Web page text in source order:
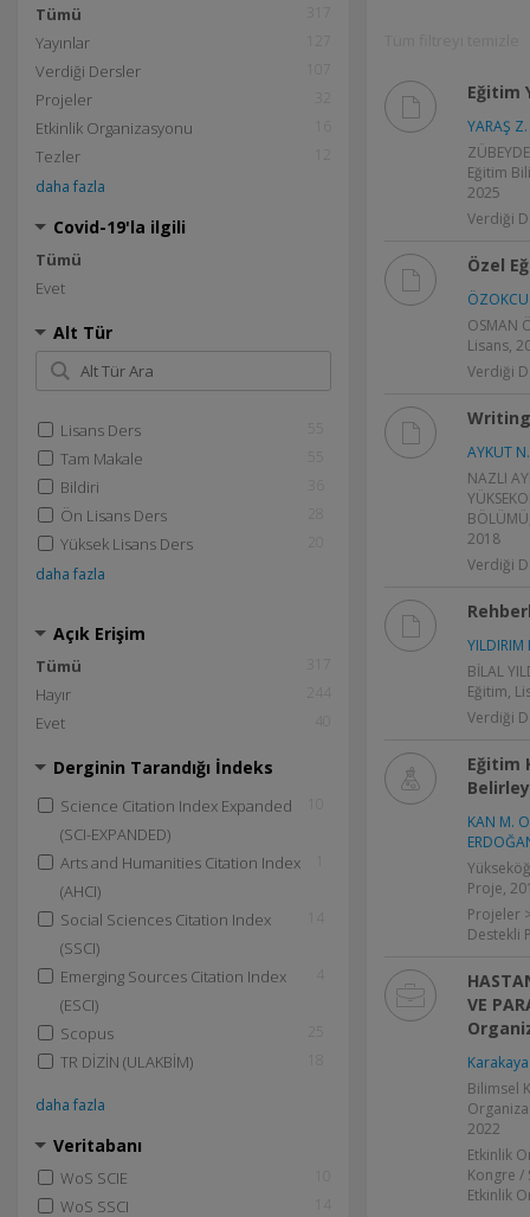
Tümü
Yayınlar
Verdiği Dersler
Projeler
Etkinlik Organizasyonu
Tezler
daha fazla
Covid-19'la ilgili
Tümü
Evet
Alt Tür
Lisans Ders
Tam Makale
Bildiri
Ön Lisans Ders
Yüksek Lisans Ders
daha fazla
Açık Erişim
Tümü
Hayır
Evet
Derginin Tarandığı İndeks
Science Citation Index Expanded
(SCI-EXPANDED)
Arts and Humanities Citation Index
(AHCI)
Social Sciences Citation Index
(SSCI)
Emerging Sources Citation Index
(ESCI)
Scopus
TR DİZİN (ULAKBİM)
daha fazla
Veritabanı
WoS SCIE
WoS SSCI
Eğitim
YARAŞ Z.
Eğitim
2025
Verdiği
Özel
OSMAN
Lisans,
Verdiği
AYKUT N.
NAZLI
2018
Verdiği
YILDIRIM
BİLAL
Eğitim,
Verdiği
Eğitim
KAN M.
Proje,
Projeler
Destekli
VE
Bilimsel
2022
Etkinlik
Kongre /
Etkinlik